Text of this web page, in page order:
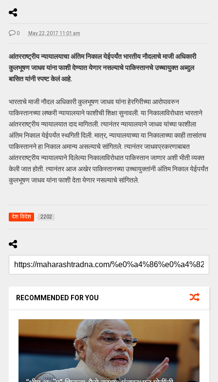
0 May 22, 2017 11:01 am
आंतरराष्ट्रीय न्यायालयाचा अंतिम निकाल येईपर्यंत भारतीय नौदलाचे माजी अधिकारी
कुलभूषण जाधव यांना फाशी देण्यात येणार नसल्याचे पाकिस्तानचे उच्चायुक्त अब्दुल
बासित यांनी स्पष्ट केलं आहे.
भारताचे माजी नौदल अधिकारी कुलभूषण जाधव यांना हेरगिरीच्या आरोपावरुन
पाकिस्तानच्या लष्करी न्यायालयाने फाशीची शिक्षा सुनावली. या निकालाविरोधात भारताने
आंतरराष्ट्रीय न्यायालयात दाद मागितली. त्यानंतर न्यायालयाने जाधव यांच्या फाशीला
अंतिम निकाल येईपर्यंत स्थगिती दिली. मात्र, न्यायालयाच्या या निकालाच्या काही तासांतच
पाकिस्तानने हा निकाल अमान्य असल्याचे सांगितले. त्यानंतर जाधवप्रकरणाबाबत
आंतरराष्ट्रीय न्यायालयाने दिलेल्या निकालाविरोधात पाकिस्तान जाणार अशी भीती व्यक्त
केली जात होती. त्यानंतर आज अखेर पाकिस्तानच्या उच्चायुक्तांनी अंतिम निकाल येईपर्यंत
कुलभूषण जाधव यांना फाशी देता येणार नसल्याचे सांगितले.
देश विदेश 2202
RECOMMENDED FOR YOU